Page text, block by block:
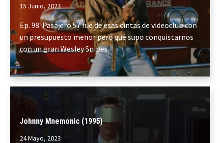
15 Junio, 2023
Ep. 98. Pasajero 57 fue de esas cintas de videoclub con
un presupuesto menor pero que supo conquistarnos
con un gran Wesley Snipes.
Johnny Mnemonic (1995)
24 Mayo, 2023